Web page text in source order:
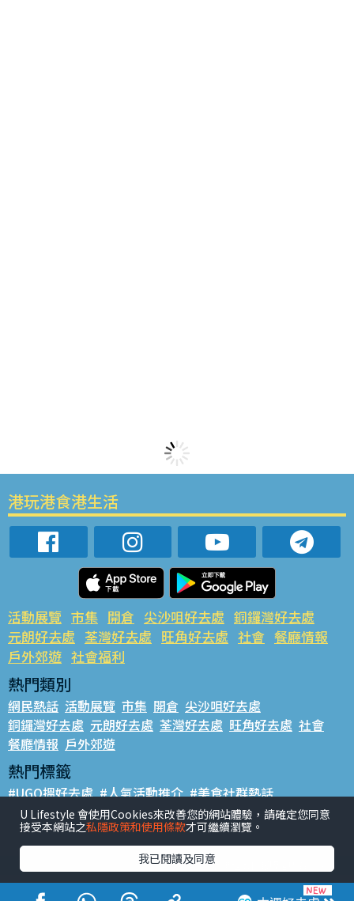
港玩港食港生活
活動展覽 市集 開倉 尖沙咀好去處 銅鑼灣好去處
元朗好去處 荃灣好去處 旺角好去處 社會 餐廳情報
戶外郊遊 社會福利
熱門類別
網民熱話 活動展覽 市集 開倉 尖沙咀好去處
銅鑼灣好去處 元朗好去處 荃灣好去處 旺角好去處 社會
餐廳情報 戶外郊遊
熱門標籤
#UGO搵好去處 #人氣活動推介 #美食社群熱話
#親子玩樂好去處 #ULifestyle應用程式 #限時搶
#UJetso禮物放送 #ULifestyle商戶中心 #著數
香港經濟日報版權所有©2026
U Lifestyle 會使用Cookies來改善您的網站體驗，請確定您同意
接受本網站之私隱政策和使用條款才可繼續瀏覽。
我已閱讀及同意